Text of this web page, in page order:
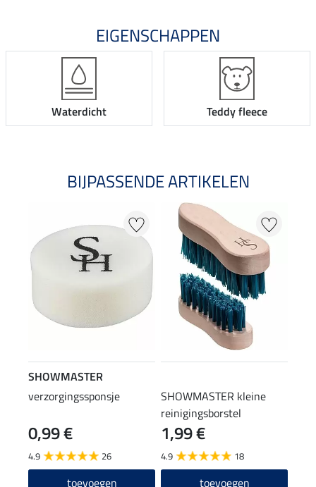
EIGENSCHAPPEN
Waterdicht Teddy fleece
BIJPASSENDE ARTIKELEN
SHOWMASTER
verzorgingssponsje
0,99 €
4.9 26
toevoegen
SHOWMASTER kleine
reinigingsborstel
1,99 €
4.9 18
toevoegen